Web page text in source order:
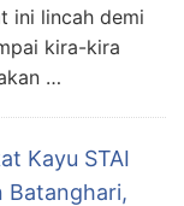
ini lincah demi
kira-kira
…
Kayu STAI
Batanghari,